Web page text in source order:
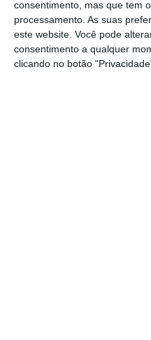
consentimento, mas que tem
processamento. As suas
este website. Você pode
consentimento a qualquer
clicando no botão
marcando 76 golos e
O Ferreira do